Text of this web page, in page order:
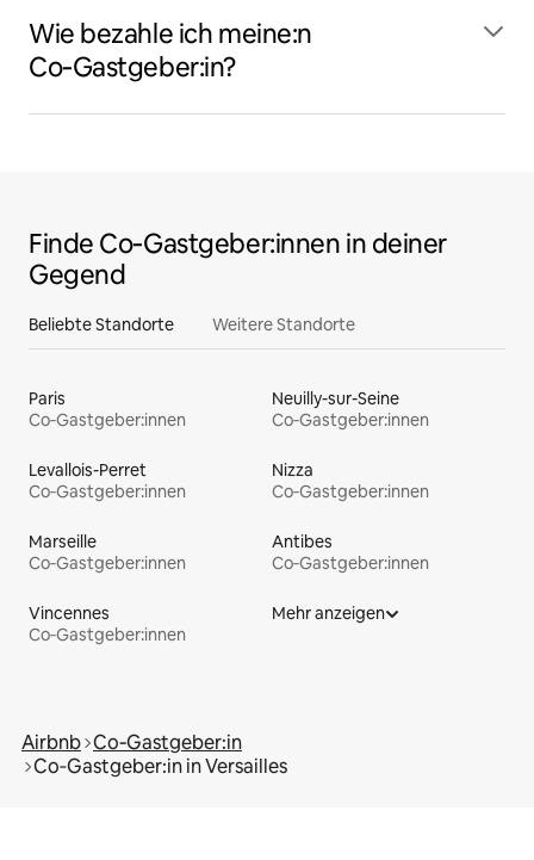
Wie bezahle ich meine:n
Co‑Gastgeber:in?
Finde Co‑Gastgeber:innen in deiner
Gegend
Beliebte Standorte Weitere Standorte
Paris
Co‑Gastgeber:innen
Neuilly-sur-Seine
Co‑Gastgeber:innen
Levallois-Perret
Co‑Gastgeber:innen
Nizza
Co‑Gastgeber:innen
Marseille
Co‑Gastgeber:innen
Antibes
Co‑Gastgeber:innen
Vincennes
Co‑Gastgeber:innen
Mehr anzeigen
Airbnb Co‑Gastgeber:in
Co‑Gastgeber:in in Versailles